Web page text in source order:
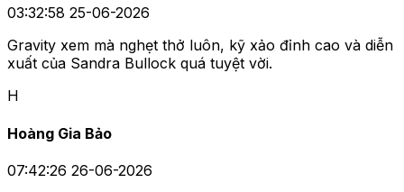
03:32:58 25-06-2026
Gravity xem mà nghẹt thở luôn, kỹ xảo đỉnh cao và diễn
xuất của Sandra Bullock quá tuyệt vời.
H
Hoàng Gia Bảo
07:42:26 26-06-2026